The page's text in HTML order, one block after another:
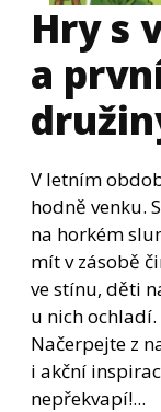
Hry s
a
V letním
hodně venku.
na horkém
mít v zásobě
ve stínu, děti
u nich
Načerpejte z
i akční
nepřekvapí!...